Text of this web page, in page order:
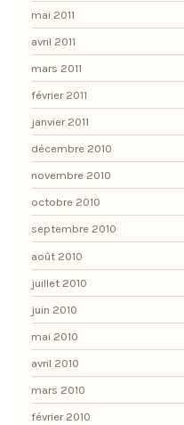
mai 2011
avril 2011
mars 2011
février 2011
janvier 2011
décembre 2010
novembre 2010
octobre 2010
septembre 2010
août 2010
juillet 2010
juin 2010
mai 2010
avril 2010
mars 2010
février 2010